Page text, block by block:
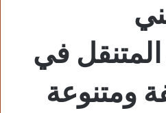
في
ومتنوعة